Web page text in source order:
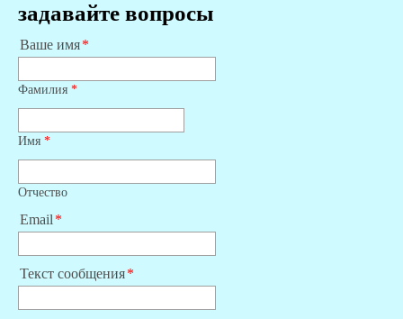
задавайте вопросы
Ваше имя
Фамилия *
Имя *
Отчество
Email
Текст сообщения